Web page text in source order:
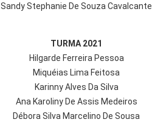
Sandy Stephanie De Souza Cavalcante
TURMA 2021
Hilgarde Ferreira Pessoa
Miquéias Lima Feitosa
Karinny Alves Da Silva
Ana Karoliny De Assis Medeiros
Débora Silva Marcelino De Sousa